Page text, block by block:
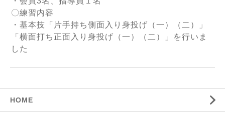
〇練習内容
・基本技「片手持ち側面入り身投げ（一）（二）」
「横面打ち正面入り身投げ（一）（二）」を行いま
した
HOME